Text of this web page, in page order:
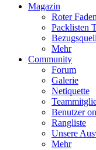
Magazin
Roter Faden
Packlisten
Mehr
Community
Forum
Galerie
Netiquette
Benutzer
Rangliste
Unsere
Mehr